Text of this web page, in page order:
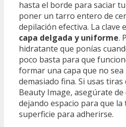
hasta el borde para saciar
poner un tarro entero de
depilación efectiva. La clave
capa delgada y uniforme.
hidratante que ponías
poco basta para que
formar una capa que no
demasiado fina. Si usas tiras
Beauty Image, asegúrate
dejando espacio para que
superficie para adherirse.